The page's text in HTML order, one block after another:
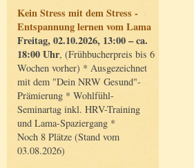
Kein Stress mit dem Stress -
Entspannung lernen vom Lama
Freitag, 02.10.2026, 13:00 – ca.
18:00 Uhr, (Frühbucherpreis bis 6
Wochen vorher) * Ausgezeichnet
mit dem "Dein NRW Gesund"-
Prämierung * Wohlfühl-
Seminartag inkl. HRV-Training
und Lama-Spaziergang *
Noch 8 Plätze (Stand vom
03.08.2026)